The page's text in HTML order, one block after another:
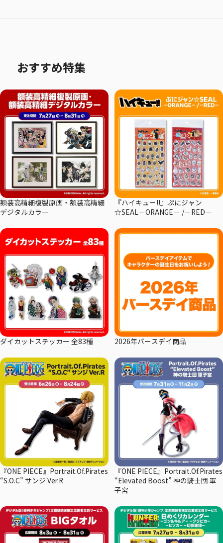
おすすめ特集
額装高精細複製原画・額装高精細
デジタルカラー
『ハイキュー!!』ぷにジャン
☆SEAL－ORANGE－ /－RED－
ダイカットステッカー 全83種 2026年バースデイ商品
『ONE PIECE』Portrait.Of.Pirates
“S.O.C” サンジ Ver.R
『ONE PIECE』Portrait.Of.Pirates
“Elevated Boost” 神の騎士団 軍
子宮